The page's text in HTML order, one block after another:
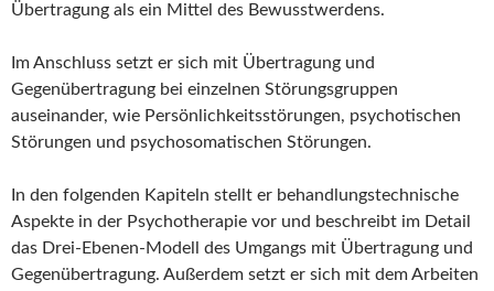
Übertragung als ein Mittel des Bewusstwerdens.
Im Anschluss setzt er sich mit Übertragung und
Gegenübertragung bei einzelnen Störungsgruppen
auseinander, wie Persönlichkeitsstörungen, psychotischen
Störungen und psychosomatischen Störungen.
In den folgenden Kapiteln stellt er behandlungstechnische
Aspekte in der Psychotherapie vor und beschreibt im Detail
das Drei-Ebenen-Modell des Umgangs mit Übertragung und
Gegenübertragung. Außerdem setzt er sich mit dem Arbeiten